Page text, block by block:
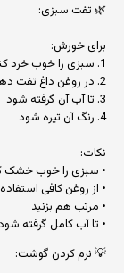
🌿 تفت سبزی:
برای خورش:
1. سبزی را خوب خرد کنید
2. در روغن داغ تفت دهید
3. تا آب آن گرفته شود
4. رنگ آن تیره شود
نکات:
• سبزی را خوب خشک
• از روغن کافی
• مرتب هم بزنید
• تا آب کامل گرفته
💡 نرم کردن گوشت: